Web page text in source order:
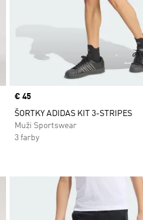
Price
€ 45
ŠORTKY ADIDAS KIT 3-STRIPES
Muži Sportswear
3 farby
Pridať do zoznamu želaných